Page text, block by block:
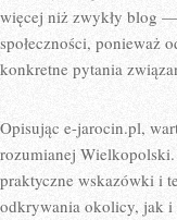
więcej niż zwykły blog
społeczności, ponieważ
konkretne pytania
Opisując e-jarocin.pl,
rozumianej
praktyczne wskazówki i
odkrywania okolicy, jak i